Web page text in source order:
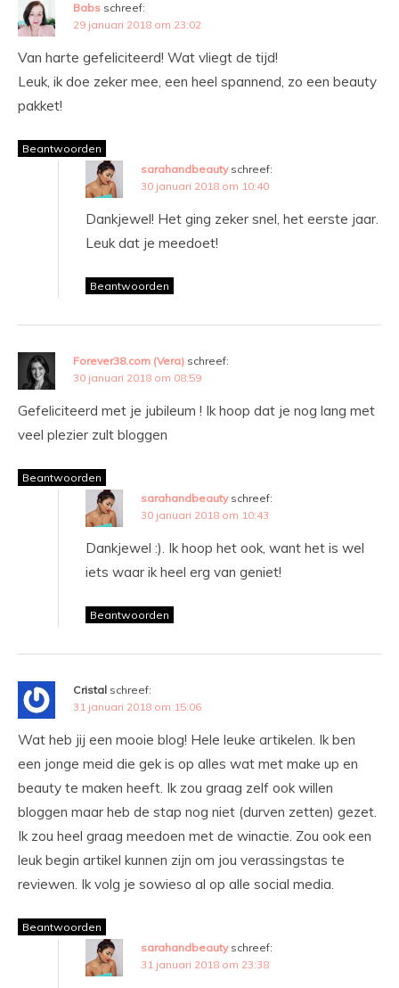
Babs schreef:
29 januari 2018 om 23:02
Van harte gefeliciteerd! Wat vliegt de tijd!
Leuk, ik doe zeker mee, een heel spannend, zo een beauty
pakket!
Beantwoorden
sarahandbeauty schreef:
30 januari 2018 om 10:40
Dankjewel! Het ging zeker snel, het eerste jaar.
Leuk dat je meedoet!
Beantwoorden
Forever38.com (Vera) schreef:
30 januari 2018 om 08:59
Gefeliciteerd met je jubileum ! Ik hoop dat je nog lang met
veel plezier zult bloggen
Beantwoorden
sarahandbeauty schreef:
30 januari 2018 om 10:43
Dankjewel :). Ik hoop het ook, want het is wel
iets waar ik heel erg van geniet!
Beantwoorden
Cristal schreef:
31 januari 2018 om 15:06
Wat heb jij een mooie blog! Hele leuke artikelen. Ik ben
een jonge meid die gek is op alles wat met make up en
beauty te maken heeft. Ik zou graag zelf ook willen
bloggen maar heb de stap nog niet (durven zetten) gezet.
Ik zou heel graag meedoen met de winactie. Zou ook een
leuk begin artikel kunnen zijn om jou verassingstas te
reviewen. Ik volg je sowieso al op alle social media.
Beantwoorden
sarahandbeauty schreef:
31 januari 2018 om 23:38